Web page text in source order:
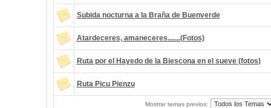
Subida nocturna a la Braña de Buenverde
Atardeceres, amaneceres.......(Fotos)
Ruta por el Hayedo de la Biescona en el sueve (fotos)
Ruta Picu Pienzu
Mostrar temas previos: